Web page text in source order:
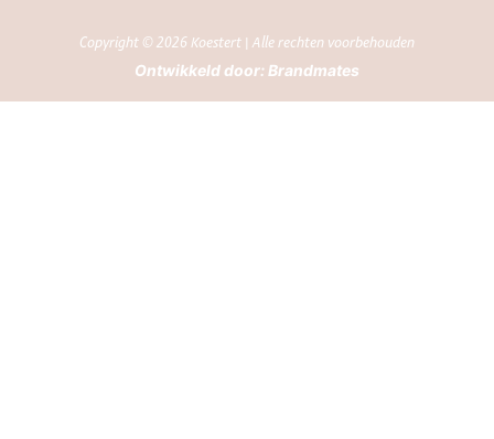
Copyright © 2026 Koestert | Alle rechten voorbehouden
Ontwikkeld door: Brandmates